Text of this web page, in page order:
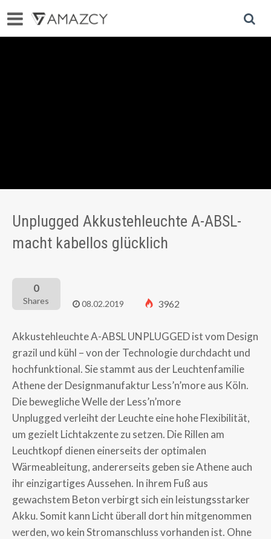
Unplugged Akkustehleuchte A-ABSL-
macht kabellos glücklich
0
Shares 08.02.2019 3962
Akkustehleuchte A-ABSL UNPLUGGED ist vom Design
grazil und kühl – von der Technologie durchdacht und
hochfunktional. Sie stammt aus der Leuchtenfamilie
Athene der Designmanufaktur Less’n’more aus Köln.
Die bewegliche Welle der Less’n’more
Unplugged verleiht der Leuchte eine hohe Flexibilität,
um gezielt Lichtakzente zu setzen. Die Rillen am
Leuchtkopf dienen einerseits der optimalen
Wärmeableitung, andererseits geben sie Athene auch
ihr einzigartiges Aussehen. In ihrem Fuß aus
gewachstem Beton verbirgt sich ein leistungsstarker
Akku. Somit kann Licht überall dort hin mitgenommen
werden, wo kein Stromanschluss vorhanden ist. Ohne